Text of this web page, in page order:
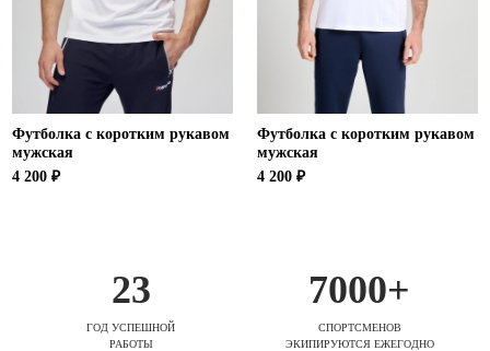
Футболка с коротким рукавом
мужская
4 200 ₽
Футболка с коротким рукавом
мужская
4 200 ₽
23
ГОД УСПЕШНОЙ
РАБОТЫ
7000+
СПОРТСМЕНОВ
ЭКИПИРУЮТСЯ ЕЖЕГОДНО